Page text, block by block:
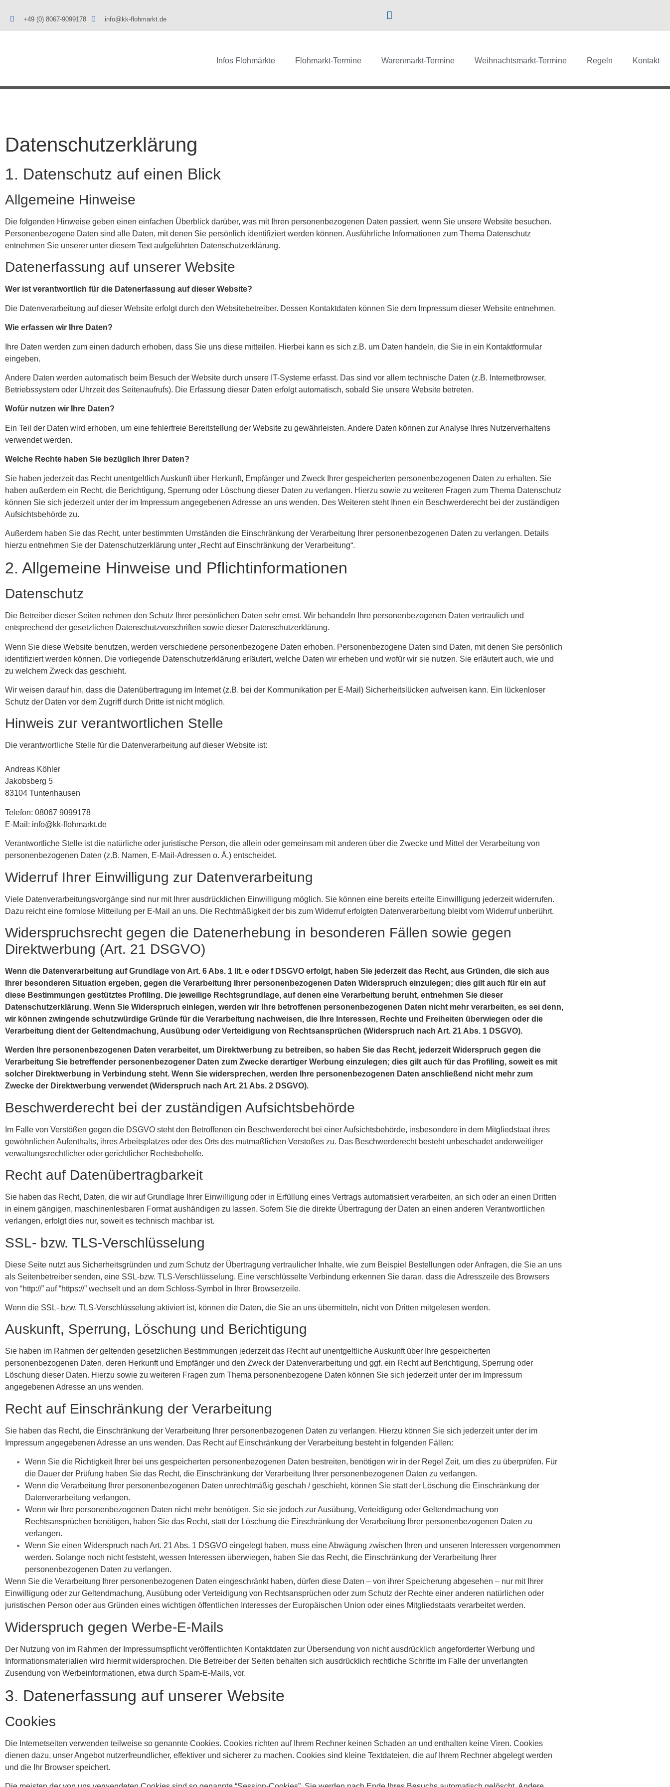
+49 (0) 8067-9099178 info@kk-flohmarkt.de
Infos Flohmärkte Flohmarkt-Termine Warenmarkt-Termine Weihnachtsmarkt-Termine Regeln Kontakt
Datenschutzerklärung
1. Datenschutz auf einen Blick
Allgemeine Hinweise
Die folgenden Hinweise geben einen einfachen Überblick darüber, was mit Ihren personenbezogenen Daten passiert, wenn Sie unsere Website besuchen.
Personenbezogene Daten sind alle Daten, mit denen Sie persönlich identifiziert werden können. Ausführliche Informationen zum Thema Datenschutz
entnehmen Sie unserer unter diesem Text aufgeführten Datenschutzerklärung.
Datenerfassung auf unserer Website
Wer ist verantwortlich für die Datenerfassung auf dieser Website?
Die Datenverarbeitung auf dieser Website erfolgt durch den Websitebetreiber. Dessen Kontaktdaten können Sie dem Impressum dieser Website entnehmen.
Wie erfassen wir Ihre Daten?
Ihre Daten werden zum einen dadurch erhoben, dass Sie uns diese mitteilen. Hierbei kann es sich z.B. um Daten handeln, die Sie in ein Kontaktformular
eingeben.
Andere Daten werden automatisch beim Besuch der Website durch unsere IT-Systeme erfasst. Das sind vor allem technische Daten (z.B. Internetbrowser,
Betriebssystem oder Uhrzeit des Seitenaufrufs). Die Erfassung dieser Daten erfolgt automatisch, sobald Sie unsere Website betreten.
Wofür nutzen wir Ihre Daten?
Ein Teil der Daten wird erhoben, um eine fehlerfreie Bereitstellung der Website zu gewährleisten. Andere Daten können zur Analyse Ihres Nutzerverhaltens
verwendet werden.
Welche Rechte haben Sie bezüglich Ihrer Daten?
Sie haben jederzeit das Recht unentgeltlich Auskunft über Herkunft, Empfänger und Zweck Ihrer gespeicherten personenbezogenen Daten zu erhalten. Sie
haben außerdem ein Recht, die Berichtigung, Sperrung oder Löschung dieser Daten zu verlangen. Hierzu sowie zu weiteren Fragen zum Thema Datenschutz
können Sie sich jederzeit unter der im Impressum angegebenen Adresse an uns wenden. Des Weiteren steht Ihnen ein Beschwerderecht bei der zuständigen
Aufsichtsbehörde zu.
Außerdem haben Sie das Recht, unter bestimmten Umständen die Einschränkung der Verarbeitung Ihrer personenbezogenen Daten zu verlangen. Details
hierzu entnehmen Sie der Datenschutzerklärung unter „Recht auf Einschränkung der Verarbeitung“.
2. Allgemeine Hinweise und Pflichtinformationen
Datenschutz
Die Betreiber dieser Seiten nehmen den Schutz Ihrer persönlichen Daten sehr ernst. Wir behandeln Ihre personenbezogenen Daten vertraulich und
entsprechend der gesetzlichen Datenschutzvorschriften sowie dieser Datenschutzerklärung.
Wenn Sie diese Website benutzen, werden verschiedene personenbezogene Daten erhoben. Personenbezogene Daten sind Daten, mit denen Sie persönlich
identifiziert werden können. Die vorliegende Datenschutzerklärung erläutert, welche Daten wir erheben und wofür wir sie nutzen. Sie erläutert auch, wie und
zu welchem Zweck das geschieht.
Wir weisen darauf hin, dass die Datenübertragung im Internet (z.B. bei der Kommunikation per E-Mail) Sicherheitslücken aufweisen kann. Ein lückenloser
Schutz der Daten vor dem Zugriff durch Dritte ist nicht möglich.
Hinweis zur verantwortlichen Stelle
Die verantwortliche Stelle für die Datenverarbeitung auf dieser Website ist:
Andreas Köhler
Jakobsberg 5
83104 Tuntenhausen
Telefon: 08067 9099178
E-Mail: info@kk-flohmarkt.de
Verantwortliche Stelle ist die natürliche oder juristische Person, die allein oder gemeinsam mit anderen über die Zwecke und Mittel der Verarbeitung von
personenbezogenen Daten (z.B. Namen, E-Mail-Adressen o. Ä.) entscheidet.
Widerruf Ihrer Einwilligung zur Datenverarbeitung
Viele Datenverarbeitungsvorgänge sind nur mit Ihrer ausdrücklichen Einwilligung möglich. Sie können eine bereits erteilte Einwilligung jederzeit widerrufen.
Dazu reicht eine formlose Mitteilung per E-Mail an uns. Die Rechtmäßigkeit der bis zum Widerruf erfolgten Datenverarbeitung bleibt vom Widerruf unberührt.
Widerspruchsrecht gegen die Datenerhebung in besonderen Fällen sowie gegen
Direktwerbung (Art. 21 DSGVO)
Wenn die Datenverarbeitung auf Grundlage von Art. 6 Abs. 1 lit. e oder f DSGVO erfolgt, haben Sie jederzeit das Recht, aus Gründen, die sich aus
Ihrer besonderen Situation ergeben, gegen die Verarbeitung Ihrer personenbezogenen Daten Widerspruch einzulegen; dies gilt auch für ein auf
diese Bestimmungen gestütztes Profiling. Die jeweilige Rechtsgrundlage, auf denen eine Verarbeitung beruht, entnehmen Sie dieser
Datenschutzerklärung. Wenn Sie Widerspruch einlegen, werden wir Ihre betroffenen personenbezogenen Daten nicht mehr verarbeiten, es sei denn,
wir können zwingende schutzwürdige Gründe für die Verarbeitung nachweisen, die Ihre Interessen, Rechte und Freiheiten überwiegen oder die
Verarbeitung dient der Geltendmachung, Ausübung oder Verteidigung von Rechtsansprüchen (Widerspruch nach Art. 21 Abs. 1 DSGVO).
Werden Ihre personenbezogenen Daten verarbeitet, um Direktwerbung zu betreiben, so haben Sie das Recht, jederzeit Widerspruch gegen die
Verarbeitung Sie betreffender personenbezogener Daten zum Zwecke derartiger Werbung einzulegen; dies gilt auch für das Profiling, soweit es mit
solcher Direktwerbung in Verbindung steht. Wenn Sie widersprechen, werden Ihre personenbezogenen Daten anschließend nicht mehr zum
Zwecke der Direktwerbung verwendet (Widerspruch nach Art. 21 Abs. 2 DSGVO).
Beschwerderecht bei der zuständigen Aufsichtsbehörde
Im Falle von Verstößen gegen die DSGVO steht den Betroffenen ein Beschwerderecht bei einer Aufsichtsbehörde, insbesondere in dem Mitgliedstaat ihres
gewöhnlichen Aufenthalts, ihres Arbeitsplatzes oder des Orts des mutmaßlichen Verstoßes zu. Das Beschwerderecht besteht unbeschadet anderweitiger
verwaltungsrechtlicher oder gerichtlicher Rechtsbehelfe.
Recht auf Datenübertragbarkeit
Sie haben das Recht, Daten, die wir auf Grundlage Ihrer Einwilligung oder in Erfüllung eines Vertrags automatisiert verarbeiten, an sich oder an einen Dritten
in einem gängigen, maschinenlesbaren Format aushändigen zu lassen. Sofern Sie die direkte Übertragung der Daten an einen anderen Verantwortlichen
verlangen, erfolgt dies nur, soweit es technisch machbar ist.
SSL- bzw. TLS-Verschlüsselung
Diese Seite nutzt aus Sicherheitsgründen und zum Schutz der Übertragung vertraulicher Inhalte, wie zum Beispiel Bestellungen oder Anfragen, die Sie an uns
als Seitenbetreiber senden, eine SSL-bzw. TLS-Verschlüsselung. Eine verschlüsselte Verbindung erkennen Sie daran, dass die Adresszeile des Browsers
von “http://” auf “https://” wechselt und an dem Schloss-Symbol in Ihrer Browserzeile.
Wenn die SSL- bzw. TLS-Verschlüsselung aktiviert ist, können die Daten, die Sie an uns übermitteln, nicht von Dritten mitgelesen werden.
Auskunft, Sperrung, Löschung und Berichtigung
Sie haben im Rahmen der geltenden gesetzlichen Bestimmungen jederzeit das Recht auf unentgeltliche Auskunft über Ihre gespeicherten
personenbezogenen Daten, deren Herkunft und Empfänger und den Zweck der Datenverarbeitung und ggf. ein Recht auf Berichtigung, Sperrung oder
Löschung dieser Daten. Hierzu sowie zu weiteren Fragen zum Thema personenbezogene Daten können Sie sich jederzeit unter der im Impressum
angegebenen Adresse an uns wenden.
Recht auf Einschränkung der Verarbeitung
Sie haben das Recht, die Einschränkung der Verarbeitung Ihrer personenbezogenen Daten zu verlangen. Hierzu können Sie sich jederzeit unter der im
Impressum angegebenen Adresse an uns wenden. Das Recht auf Einschränkung der Verarbeitung besteht in folgenden Fällen:
Wenn Sie die Richtigkeit Ihrer bei uns gespeicherten personenbezogenen Daten bestreiten, benötigen wir in der Regel Zeit, um dies zu überprüfen. Für
die Dauer der Prüfung haben Sie das Recht, die Einschränkung der Verarbeitung Ihrer personenbezogenen Daten zu verlangen.
Wenn die Verarbeitung Ihrer personenbezogenen Daten unrechtmäßig geschah / geschieht, können Sie statt der Löschung die Einschränkung der
Datenverarbeitung verlangen.
Wenn wir Ihre personenbezogenen Daten nicht mehr benötigen, Sie sie jedoch zur Ausübung, Verteidigung oder Geltendmachung von
Rechtsansprüchen benötigen, haben Sie das Recht, statt der Löschung die Einschränkung der Verarbeitung Ihrer personenbezogenen Daten zu
verlangen.
Wenn Sie einen Widerspruch nach Art. 21 Abs. 1 DSGVO eingelegt haben, muss eine Abwägung zwischen Ihren und unseren Interessen vorgenommen
werden. Solange noch nicht feststeht, wessen Interessen überwiegen, haben Sie das Recht, die Einschränkung der Verarbeitung Ihrer
personenbezogenen Daten zu verlangen.
Wenn Sie die Verarbeitung Ihrer personenbezogenen Daten eingeschränkt haben, dürfen diese Daten – von ihrer Speicherung abgesehen – nur mit Ihrer
Einwilligung oder zur Geltendmachung, Ausübung oder Verteidigung von Rechtsansprüchen oder zum Schutz der Rechte einer anderen natürlichen oder
juristischen Person oder aus Gründen eines wichtigen öffentlichen Interesses der Europäischen Union oder eines Mitgliedstaats verarbeitet werden.
Widerspruch gegen Werbe-E-Mails
Der Nutzung von im Rahmen der Impressumspflicht veröffentlichten Kontaktdaten zur Übersendung von nicht ausdrücklich angeforderter Werbung und
Informationsmaterialien wird hiermit widersprochen. Die Betreiber der Seiten behalten sich ausdrücklich rechtliche Schritte im Falle der unverlangten
Zusendung von Werbeinformationen, etwa durch Spam-E-Mails, vor.
3. Datenerfassung auf unserer Website
Cookies
Die Internetseiten verwenden teilweise so genannte Cookies. Cookies richten auf Ihrem Rechner keinen Schaden an und enthalten keine Viren. Cookies
dienen dazu, unser Angebot nutzerfreundlicher, effektiver und sicherer zu machen. Cookies sind kleine Textdateien, die auf Ihrem Rechner abgelegt werden
und die Ihr Browser speichert.